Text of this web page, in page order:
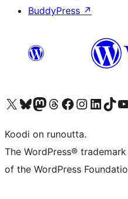
BuddyPress ↗
Visit our X (formerly Twitter) account
Visit our Bluesky account
Visit our Mastodon account
Visit our Threads account
Visit our Facebook page
Visit our Instagram account
Visit our LinkedIn
Visit our
Koodi on runoutta.
The WordPress®
of the WordPress